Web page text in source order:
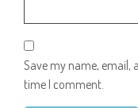
Save my name, email,
time I comment.